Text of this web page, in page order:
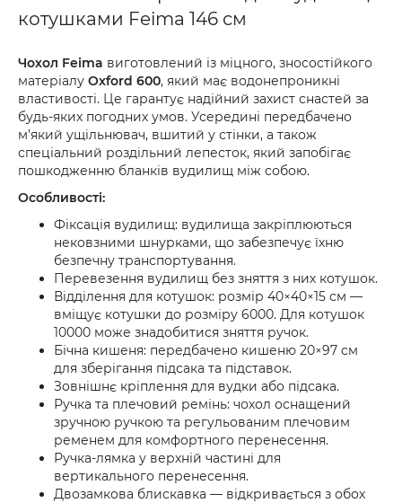
котушками Feima 146 см
Чохол Feima виготовлений із міцного, зносостійкого
матеріалу Oxford 600, який має водонепроникні
властивості. Це гарантує надійний захист снастей за
будь-яких погодних умов. Усередині передбачено
м’який ущільнювач, вшитий у стінки, а також
спеціальний роздільний лепесток, який запобігає
пошкодженню бланків вудилищ між собою.
Особливості:
Фіксація вудилищ: вудилища закріплюються
нековзними шнурками, що забезпечує їхню
безпечну транспортування.
Перевезення вудилищ без зняття з них котушок.
Відділення для котушок: розмір 40×40×15 см —
вміщує котушки до розміру 6000. Для котушок
10000 може знадобитися зняття ручок.
Бічна кишеня: передбачено кишеню 20×97 см
для зберігання підсака та підставок.
Зовнішнє кріплення для вудки або підсака.
Ручка та плечовий ремінь: чохол оснащений
зручною ручкою та регульованим плечовим
ременем для комфортного перенесення.
Ручка-лямка у верхній частині для
вертикального перенесення.
Двозамкова блискавка — відкривається з обох